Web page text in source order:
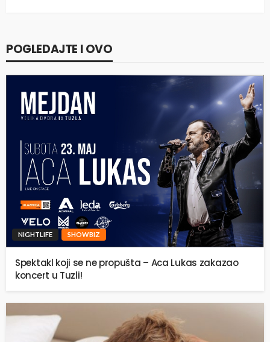
POGLEDAJTE I OVO
NIGHTLIFE SHOWBIZ
Spektakl koji se ne propušta – Aca Lukas zakazao
koncert u Tuzli!